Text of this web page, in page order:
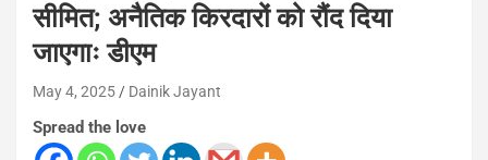
सीमित; अनैतिक किरदारों को रौंद दिया
जाएगाः डीएम
May 4, 2025 Dainik Jayant
Spread the love